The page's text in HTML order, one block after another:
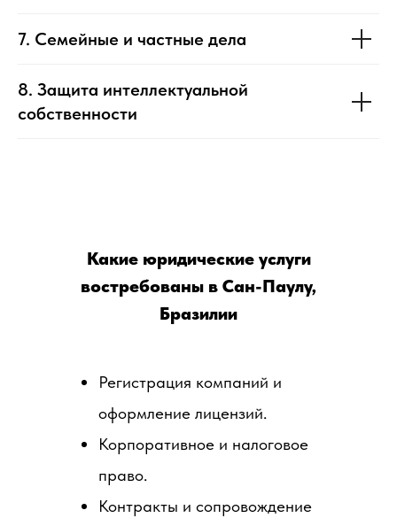
7. Семейные и частные дела
8. Защита интеллектуальной
собственности
Регистрация компаний и
оформление лицензий.
Корпоративное и налоговое
право.
Контракты и сопровождение
Какие юридические услуги
востребованы в Сан-Паулу,
Бразилии